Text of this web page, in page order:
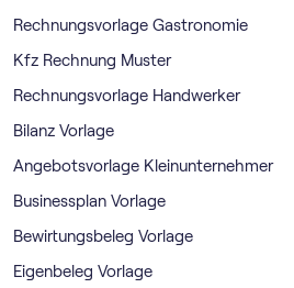
Rechnungsvorlage Gastronomie
Kfz Rechnung Muster
Rechnungsvorlage Handwerker
Bilanz Vorlage
Angebotsvorlage Kleinunternehmer
Businessplan Vorlage
Bewirtungsbeleg Vorlage
Eigenbeleg Vorlage